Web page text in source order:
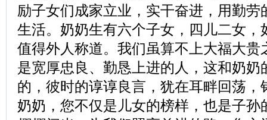
励子女们成家立业，实干奋进，用勤
生活。奶奶生有六个子女，四儿二女，
值得外人称道。我们虽算不上大福大贵
是宽厚忠良、勤恳上进的人，这和奶奶
的，彼时的谆谆良言，犹在耳畔回荡，
奶奶，您不仅是儿女的榜样，也是子孙